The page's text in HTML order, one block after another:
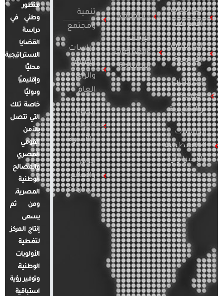
الدراسات
الأمريكية
الدراسات
الأوروبية
الدراسات
العربية
والإقليمية
الدراسات
الفلسطينية
والإسرائيلية
التطرف
الإرهاب
والصراعات
المسلحة
تنمية
ومجتمع
دراسات
الإعلام
والرأي
العام
قضايا
المرأة
والأسرة
مصر
والعالم
في أرقام
منظور
وطني في
دراسة
القضايا
الاستراتيجية
محليًا
وإقليميًا
ودوليًا
خاصة تلك
التي تتصل
بالأمن
القومي
المصري
والمصالح
الوطنية
المصرية.
ومن ثم
يسعى
إنتاج المركز
لتغطية
الأولويات
الوطنية،
وتوفير رؤية
استباقية